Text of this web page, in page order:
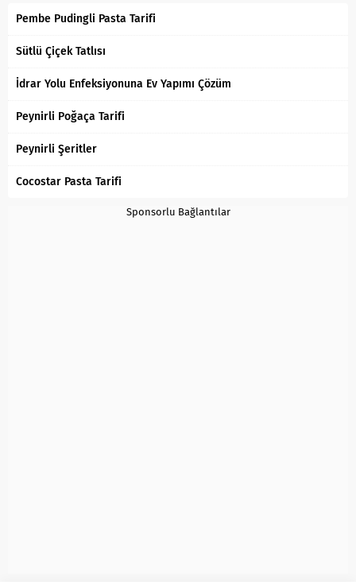
Pembe Pudingli Pasta Tarifi
Sütlü Çiçek Tatlısı
İdrar Yolu Enfeksiyonuna Ev Yapımı Çözüm
Peynirli Poğaça Tarifi
Peynirli Şeritler
Cocostar Pasta Tarifi
Sponsorlu Bağlantılar